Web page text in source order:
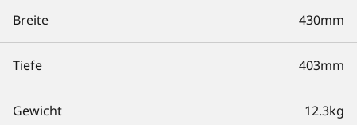
Breite 430mm
Tiefe 403mm
Gewicht 12.3kg